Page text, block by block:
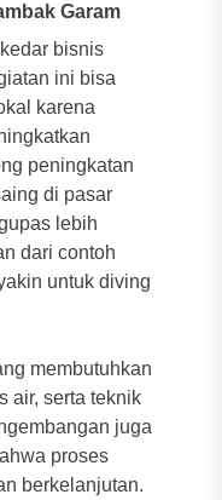
Garam
bisnis
ini bisa
karena
peningkatan
di pasar
lebih
dari contoh
untuk diving
membutuhkan
air, serta teknik
juga
proses
berkelanjutan.